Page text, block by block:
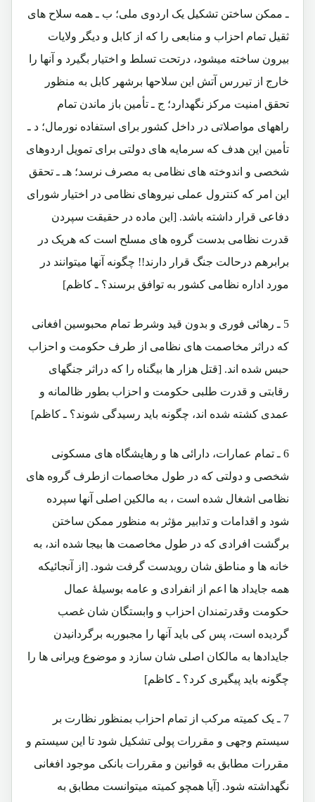
ـ ممکن ساختن تشکیل یک اردوی ملی؛ ب ـ همه سلاح های
ثقیل تمام احزاب و منابعی را که از کابل و دیگر ولایات
بیرون ساخته میشود، درتحت تسلط و اختیار بگیرد و آنها را
خارج از تیررس آتش این سلاحها برشهر کابل به منظور
تحقق امنیت مرکز نگهدارد؛ ج ـ تأمین باز ماندن تمام
راههای مواصلاتی در داخل کشور برای استفاده نورمال؛ د ـ
تأمین این هدف که سرمایه های دولتی برای تمویل اردوهای
شخصی و اندوخته های نظامی به مصرف نرسد؛ هـ ـ تحقق
این امر که کنترول عملی نیروهای نظامی در اختیار شورای
دفاعی قرار داشته باشد. [این ماده در حقیقت سپردن
قدرت نظامی بدست گروه های مسلح است که هریک در
برابرهم درحالت جنگ قرار دارند!! چگونه آنها میتوانند در
مورد اداره نظامی کشور به توافق برسند؟ ـ کاظم]
5 ـ رهائی فوری و بدون قید وشرط تمام محبوسین افغانی
که دراثر مخاصمت های نظامی از طرف حکومت و احزاب
حبس شده اند. [قتل هزار ها بیگناه را که دراثر جنگهای
رقابتی و قدرت طلبی حکومت و احزاب بطور ظالمانه و
عمدی کشته شده اند، چگونه باید رسیدگی شوند؟ ـ کاظم]
6 ـ تمام عمارات، دارائی ها و رهایشگاه های مسکونی
شخصی و دولتی که در طول مخاصمات ازطرف گروه های
نظامی اشغال شده است ، به مالکین اصلی آنها سپرده
شود و اقدامات و تدابیر مؤثر به منظور ممکن ساختن
برگشت افرادی که در طول مخاصمت ها بیجا شده اند، به
خانه ها و مناطق شان رویدست گرفت شود. [از آنجائیکه
همه جایداد ها اعم از انفرادی و عامه بوسیلۀ عمال
حکومت وقدرتمندان احزاب و وابستگان شان غصب
گردیده است، پس کی باید آنها را مجبوربه برگردانیدن
جایدادها به مالکان اصلی شان سازد و موضوع ویرانی ها را
چگونه باید پیگیری کرد؟ ـ کاظم]
7 ـ یک کمیته مرکب از تمام احزاب بمنظور نظارت بر
سیستم وجهی و مقررات پولی تشکیل شود تا این سیستم و
مقررات مطابق به قوانین و مقررات بانکی موجود افغانی
نگهداشته شود. [آیا همچو کمیته میتوانست مطابق به